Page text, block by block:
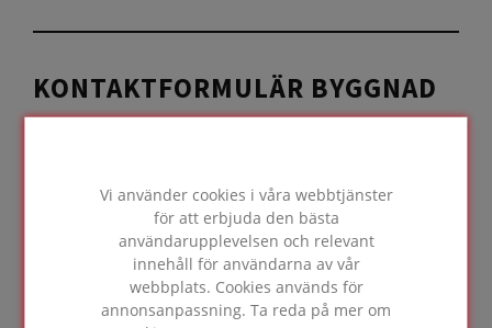
Vi använder cookies i våra webbtjänster
för att erbjuda den bästa
användarupplevelsen och relevant
innehåll för användarna av vår
webbplats. Cookies används för
annonsanpassning. Ta reda på mer om
KONTAKTFORMULÄR BYGGNAD
KONTAKTFORMULÄR INDUSTRI